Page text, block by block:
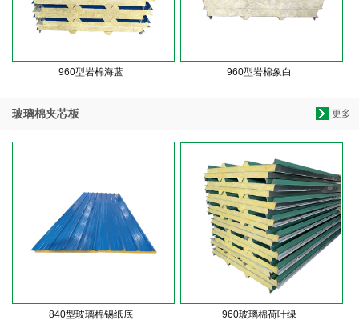
960型岩棉海蓝 960型岩棉象白
更多
玻璃棉夹芯板
840型玻璃棉锡纸底 960玻璃棉荷叶绿